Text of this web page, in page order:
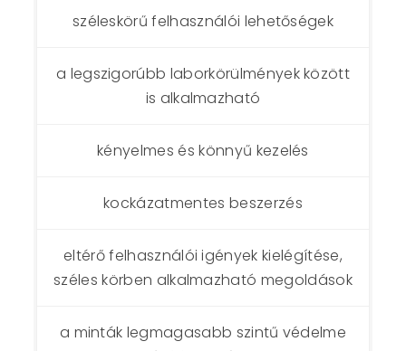
széleskörű felhasználói lehetőségek
a legszigorúbb laborkörülmények között
is alkalmazható
kényelmes és könnyű kezelés
kockázatmentes beszerzés
eltérő felhasználói igények kielégítése,
széles körben alkalmazható megoldások
a minták legmagasabb szintű védelme